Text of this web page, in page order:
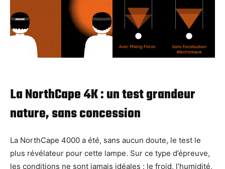
La NorthCape 4K : un test grandeur
nature, sans concession
La NorthCape 4000 a été, sans aucun doute, le test le
plus révélateur pour cette lampe. Sur ce type d’épreuve,
les conditions ne sont jamais idéales : le froid, l’humidité,